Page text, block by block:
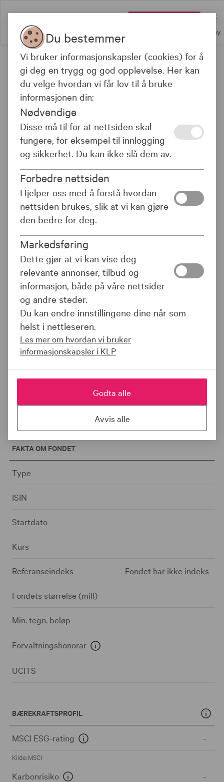
Meny
Alle våre fond
Siden inneholder markedsføring
Avkastning 3 år Risiko Kostnad
- -
OM FONDET
KLP Obligasjon Global er et indeksnært
obligasjonsfond som investerer i kredittobligasjoner
globalt. Verdipapirene i fondet har vanligvis en
gjennomsnittlig rentebinding/durasjon på 5-7 år. Fondet
er valutasikret.
DOKUMENTER
Denne informasjonen finnes ikke.
FAKTA OM FONDET
Type
ISIN
Startdato
Kurs
Referanseindeks Fondet har ikke indeks
Fondets størrelse (mill)
Min. tegn. beløp
Forvaltningshonorar
UCITS
BÆREKRAFTSPROFIL
MSCI ESG-rating -
Kilde: MSCI
Karbonrisiko -
Du bestemmer
Vi bruker informasjonskapsler (cookies) for å
gi deg en trygg og god opplevelse. Her kan
du velge hvordan vi får lov til å bruke
informasjonen din:
Nødvendige
Disse må til for at nettsiden skal
fungere, for eksempel til innlogging
og sikkerhet. Du kan ikke slå dem av.
Forbedre nettsiden
Hjelper oss med å forstå hvordan
nettsiden brukes, slik at vi kan gjøre
den bedre for deg.
Markedsføring
Dette gjør at vi kan vise deg
relevante annonser, tilbud og
informasjon, både på våre nettsider
og andre steder.
Du kan endre innstillingene dine når som
helst i nettleseren.
Les mer om hvordan vi bruker
informasjonskapsler i KLP
Godta alle
Avvis alle